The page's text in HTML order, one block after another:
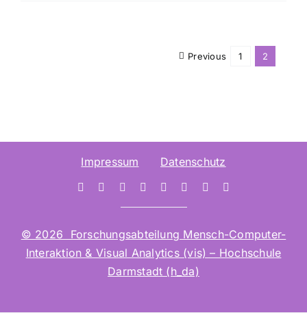
Previous 1 2
Impressum Datenschutz
© 2026 Forschungsabteilung Mensch-Computer-
Interaktion & Visual Analytics (vis) – Hochschule
Darmstadt (h_da)